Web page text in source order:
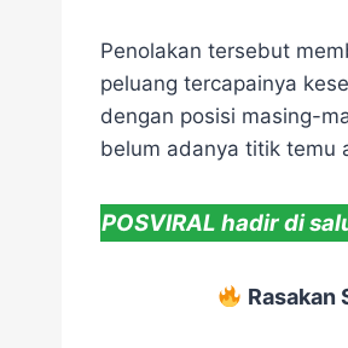
Penolakan tersebut
peluang tercapainya
dengan posisi masing-
belum adanya titik temu
POSVIRAL hadir di
Rasakan